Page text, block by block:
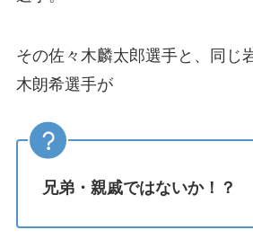
その佐々木麟太郎選手と、同じ
木朗希選手が
兄弟・親戚ではないか！？